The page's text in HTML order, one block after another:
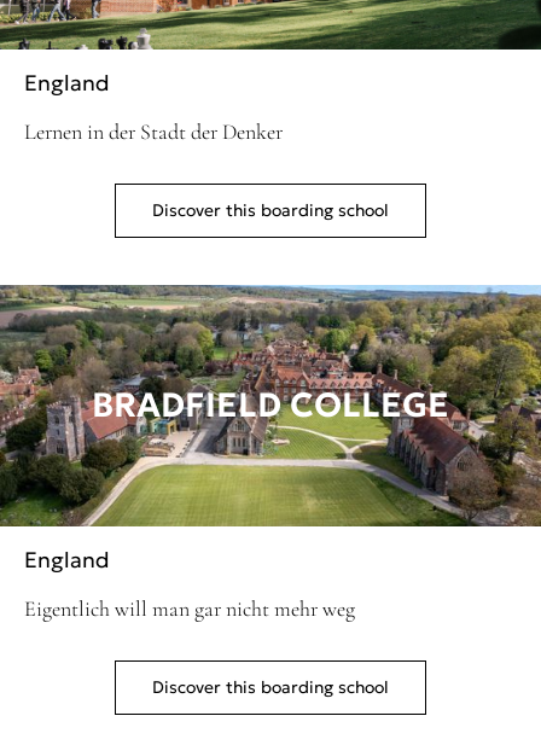
England
Lernen in der Stadt der Denker
Discover this boarding school
BRADFIELD COLLEGE
England
Eigentlich will man gar nicht mehr weg
Discover this boarding school